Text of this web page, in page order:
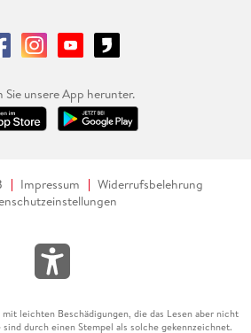
Sie unsere App herunter.
Impressum
Widerrufsbelehrung
leichten Beschädigungen, die das Lesen aber nicht
durch einen Stempel als solche gekennzeichnet.